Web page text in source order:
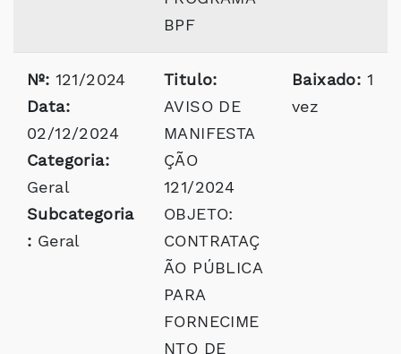
BPF
Nº: 121/2024
Data:
02/12/2024
Categoria:
Geral
Subcategoria
: Geral
Titulo:
AVISO DE
MANIFESTA
ÇÃO
121/2024
OBJETO:
CONTRATAÇ
ÃO PÚBLICA
PARA
FORNECIME
NTO DE
Baixado: 1
vez